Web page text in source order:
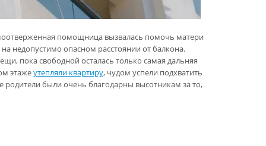
помощница вызвалась помочь матери
недопустимо опасном расстоянии от балкона.
пока свободной осталась только самая дальняя
этажеутепляли квартиру, чудом успели подхватить
родители были очень благодарны высотникам за то,